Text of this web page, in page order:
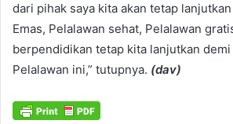
dari pihak saya kita akan tetap
Emas, Pelalawan sehat, Pelalawan
berpendidikan tetap kita lanjutkan demi
Pelalawan ini,” tutupnya. (dav)